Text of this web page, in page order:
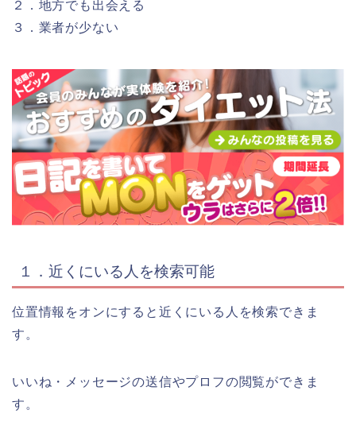
２．地方でも出会える
３．業者が少ない
１．近くにいる人を検索可能
位置情報をオンにすると近くにいる人を検索できま
す。
いいね・メッセージの送信やプロフの閲覧ができま
す。